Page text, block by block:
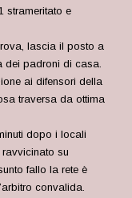
strameritato e
lascia il posto a
dei padroni di casa.
ai difensori della
traversa da ottima
dopo i locali
su
fallo la rete è
convalida.